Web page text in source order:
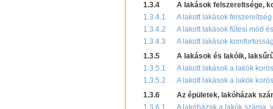
1.3.4
A lakások felszereltsége,
1.3.4.1
A lakott lakások
1.3.4.2
A lakott lakások fűtési mód
1.3.4.3
A lakott lakások
1.3.5
A lakások és lakóik,
1.3.5.1
A lakott lakások a lakók
1.3.5.2
A lakott lakások a lakók
1.3.6
Az épületek, lakóházak
1.3.6.1
A lakóházak a lakók száma,